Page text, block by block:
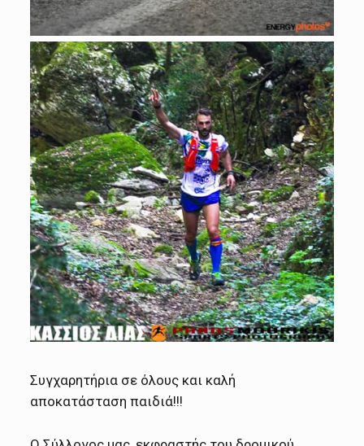
Συγχαρητήρια σε όλους και καλή
αποκατάσταση παιδιά!!!